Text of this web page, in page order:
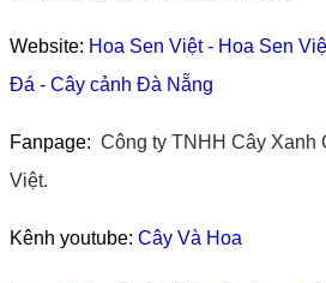
Website: Hoa Sen Việt- Hoa Sen
Đá - Cây cảnh Đà Nẵng
Fanpage: Công ty TNHH Cây Xanh
Việt.
Kênh youtube: Cây Và Hoa